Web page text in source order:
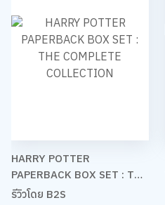
HARRY POTTER
PAPERBACK BOX SET : THE
COMPLETE COLLECTION
รีวิวโดย B2S